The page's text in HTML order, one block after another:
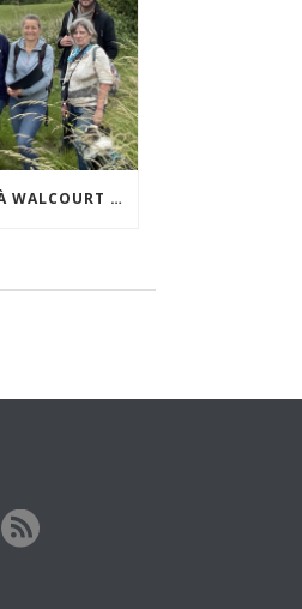
VISITE PARTAGÉE À WALCOURT : UNE DÉMARCHE PARTICIPATIVE ANIMÉE PAR ESPACE ENVIRONNEMENT